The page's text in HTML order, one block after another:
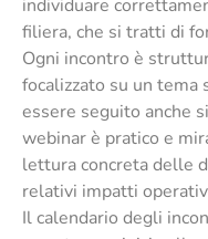
individuare
filiera, che si tratti di
Ogni incontro è
focalizzato su un tema
essere seguito anche
webinar è pratico e
lettura concreta delle
relativi impatti
Il calendario degli